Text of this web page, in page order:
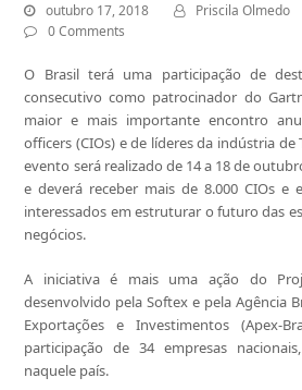
outubro 17, 2018 Priscila Olmedo
0 Comments
O Brasil terá uma participação de
consecutivo como patrocinador do
maior e mais importante encontro
officers (CIOs) e de líderes da indústria de
evento será realizado de 14 a 18 de
e deverá receber mais de 8.000 CIOs e
interessados em estruturar o futuro das
negócios.
A iniciativa é mais uma ação do
desenvolvido pela Softex e pela Agência
Exportações e Investimentos (Apex-
participação de 34 empresas
naquele país.